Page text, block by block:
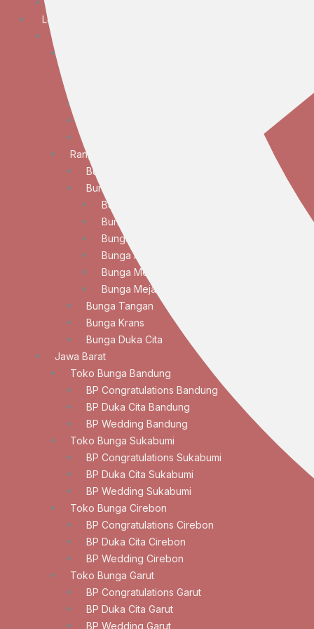
Lokasi
Rangkaian Bunga
Bunga Standing
Bunga Meja
Bunga Meja Anggrek
Bunga Meja Elegan
Bunga Meja Lily
Bunga Meja Mawar
Bunga Meja Standar
Bunga Meja Tulip
Bunga Tangan
Bunga Krans
Bunga Duka Cita
Jawa Barat
Toko Bunga Bandung
BP Congratulations Bandung
BP Duka Cita Bandung
BP Wedding Bandung
Toko Bunga Sukabumi
BP Congratulations Sukabumi
BP Duka Cita Sukabumi
BP Wedding Sukabumi
Toko Bunga Cirebon
BP Congratulations Cirebon
BP Duka Cita Cirebon
BP Wedding Cirebon
Toko Bunga Garut
BP Congratulations Garut
BP Duka Cita Garut
BP Wedding Garut